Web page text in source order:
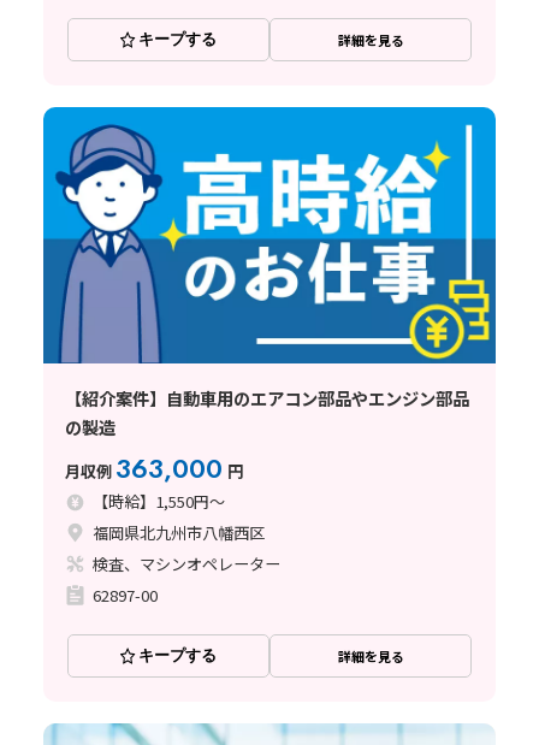
キープする 詳細を見る
【紹介案件】自動車用のエアコン部品やエンジン部品
の製造
月収例 363,000 円
【時給】1,550円～
福岡県北九州市八幡西区
検査、マシンオペレーター
62897-00
キープする 詳細を見る